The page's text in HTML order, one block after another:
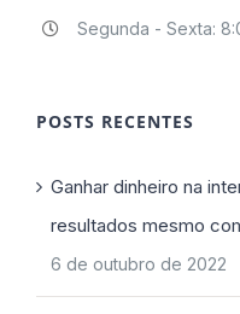
Segunda - Sexta:
POSTS RECENTES
Ganhar dinheiro na
resultados mesmo
6 de outubro de 2022